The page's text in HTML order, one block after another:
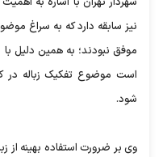
نیز سابقه دارد که به سراغ
موفق نبودند؛ به همین دلیل
است موضوع تفکیک زباله در
شود.
وی بر ضرورت استفاده بهینه از